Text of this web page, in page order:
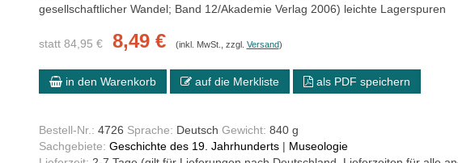
gesellschaftlicher Wandel; Band 12/Akademie Verlag 2006) leichte Lagerspuren
statt 84,95 € 8,49 € (inkl. MwSt., zzgl. Versand)
in den Warenkorb auf die Merkliste als PDF speichern
Bestell-Nr.: 4726 Sprache: Deutsch Gewicht: 840 g
Sachgebiete: Geschichte des 19. Jahrhunderts| Museologie